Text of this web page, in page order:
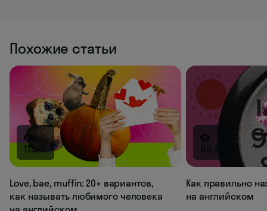
Похожие статьи
113.1K
Love, bae, muffin: 20+ вариантов,
как называть любимого человека
98.4K
Как правильно
на английском